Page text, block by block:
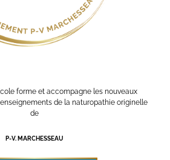
forme et accompagne les nouveaux
de la naturopathie originelle
de
P-V. MARCHESSEAU